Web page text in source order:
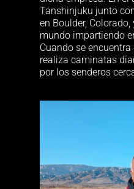
Tanshinjuku junto
en Boulder,
mundo impartiendo
Cuando se
realiza caminatas
por los senderos